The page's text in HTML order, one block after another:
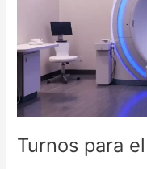
Turnos para